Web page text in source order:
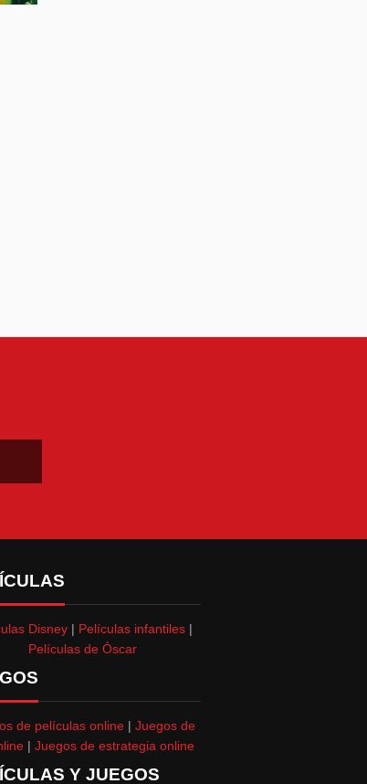
Disney | Películas infantiles |
Películas de Óscar
de películas online| Juegos de
|Juegos de estrategia online
Y JUEGOS